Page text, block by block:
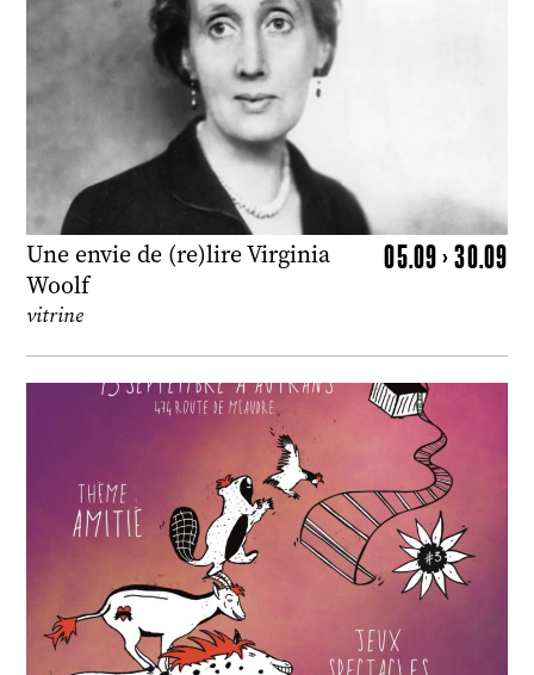
Une envie de (re)lire Virginia
Woolf
05.09 > 30.09
vitrine